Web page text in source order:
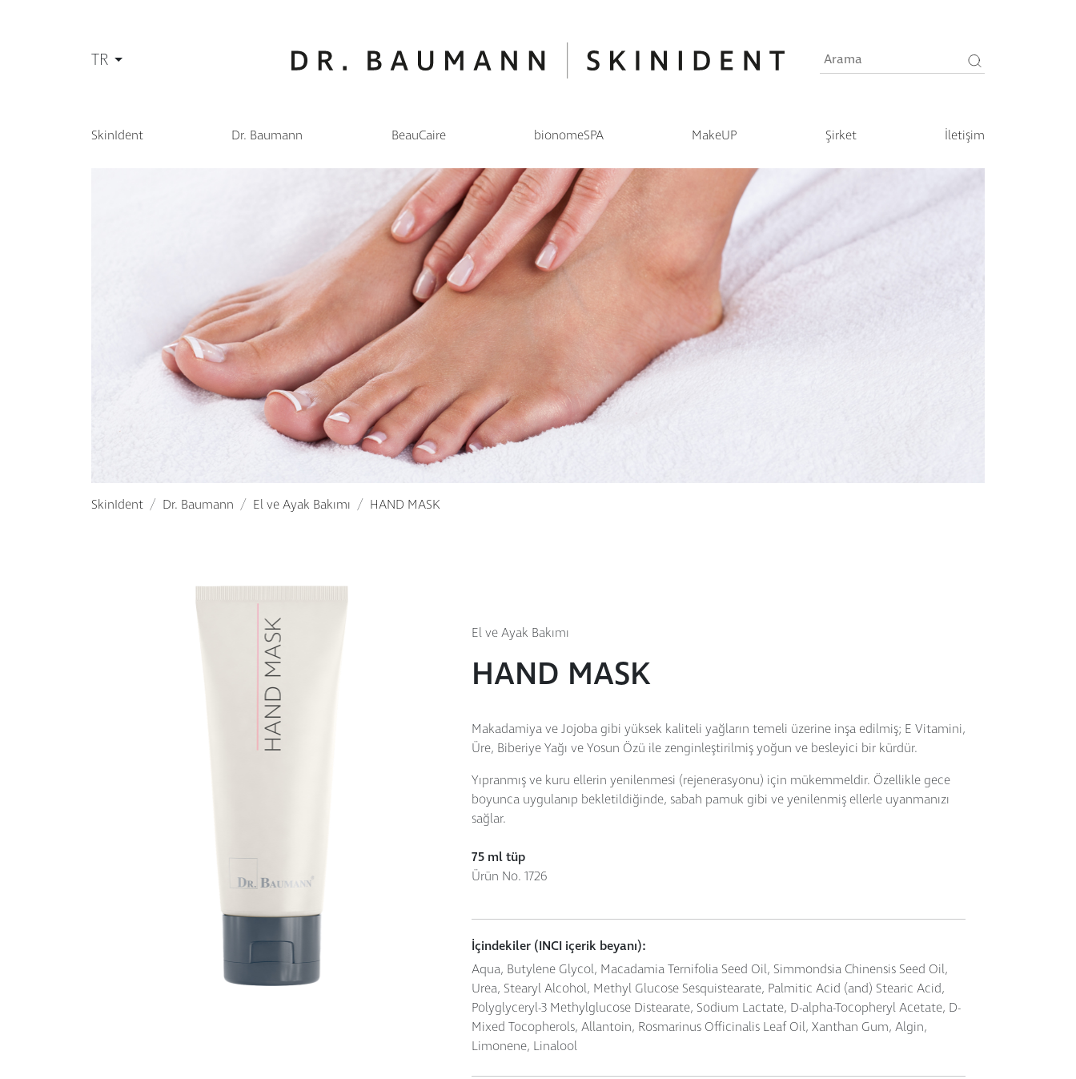
TR
SkinIdent Dr. Baumann BeauCaire bionomeSPA MakeUP Şirket İletişim
SkinIdent Dr. Baumann El ve Ayak Bakımı HAND MASK
El ve Ayak Bakımı
HAND MASK
Makadamiya ve Jojoba gibi yüksek kaliteli yağların temeli üzerine inşa edilmiş; E Vitamini,
Üre, Biberiye Yağı ve Yosun Özü ile zenginleştirilmiş yoğun ve besleyici bir kürdür.
Yıpranmış ve kuru ellerin yenilenmesi (rejenerasyonu) için mükemmeldir. Özellikle gece
boyunca uygulanıp bekletildiğinde, sabah pamuk gibi ve yenilenmiş ellerle uyanmanızı
sağlar.
75 ml tüp
Ürün No. 1726
İçindekiler (INCI içerik beyanı):
Aqua, Butylene Glycol, Macadamia Ternifolia Seed Oil, Simmondsia Chinensis Seed Oil,
Urea, Stearyl Alcohol, Methyl Glucose Sesquistearate, Palmitic Acid (and) Stearic Acid,
Polyglyceryl-3 Methylglucose Distearate, Sodium Lactate, D-alpha-Tocopheryl Acetate, D-
Mixed Tocopherols, Allantoin, Rosmarinus Officinalis Leaf Oil, Xanthan Gum, Algin,
Limonene, Linalool